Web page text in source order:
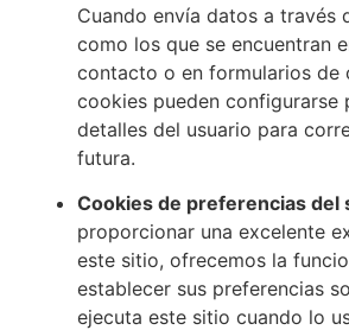
Cuando envía datos a través
como los que se encuentran
contacto o en formularios de
cookies pueden configurarse
detalles del usuario para
futura.
Cookies de preferencias del
proporcionar una excelente
este sitio, ofrecemos la
establecer sus preferencias
ejecuta este sitio cuando lo